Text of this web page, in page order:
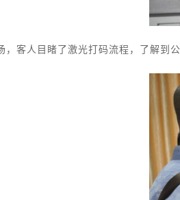
人目睹了激光打码流程，了解到公